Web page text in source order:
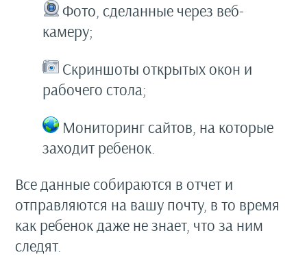
Фото, сделанные через веб-
камеру;
Скриншоты открытых окон и
рабочего стола;
Мониторинг сайтов, на которые
заходит ребенок.
Все данные собираются в отчет и
отправляются на вашу почту, в то время
как ребенок даже не знает, что за ним
следят.